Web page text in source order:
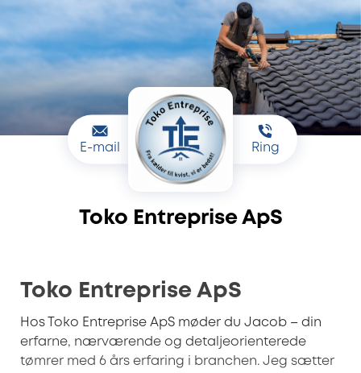
E-mail Ring
Toko Entreprise ApS
Toko Entreprise ApS
Hos Toko Entreprise ApS møder du Jacob – din
erfarne, nærværende og detaljeorienterede
tømrer med 6 års erfaring i branchen. Jeg sætter